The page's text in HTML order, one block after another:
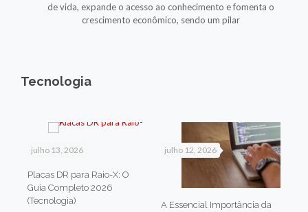
de vida, expande o acesso ao conhecimento e fomenta o
crescimento econômico, sendo um pilar
Tecnologia
julho 13, 2026
Placas DR para Raio-X: O
Guia Completo 2026
(Tecnologia)
julho 12, 2026
A Essencial Importância da